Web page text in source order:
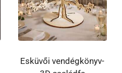
Esküvői vendégkönyv-